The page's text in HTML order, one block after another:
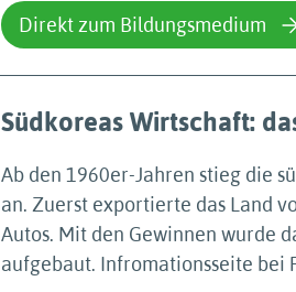
Direkt zum Bildungsmedium
Südkoreas Wirtschaft:
Ab den 1960er-Jahren stieg die
an. Zuerst exportierte das Land
Autos. Mit den Gewinnen wurde
aufgebaut. Infromationsseite bei